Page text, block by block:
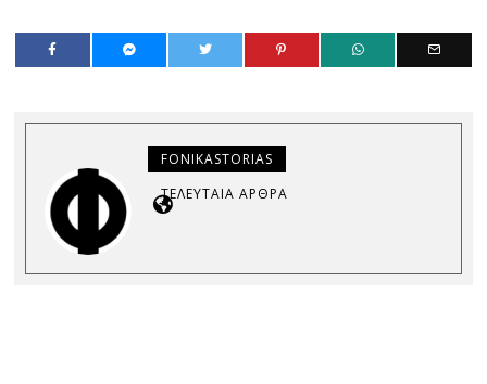
FONIKASTORIAS
ΤΕΛΕΥΤΑΊΑ ΆΡΘΡΑ